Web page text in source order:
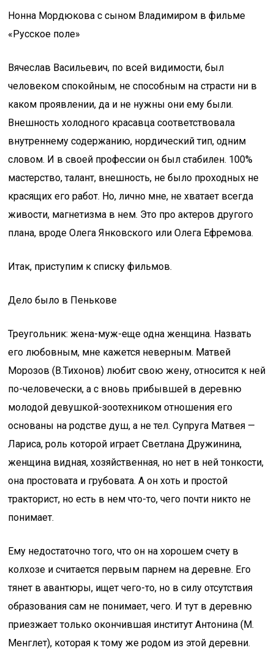
Нонна Мордюкова с сыном Владимиром в фильме
«Русское поле»
Вячеслав Васильевич, по всей видимости, был
человеком спокойным, не способным на страсти ни в
каком проявлении, да и не нужны они ему были.
Внешность холодного красавца соответствовала
внутреннему содержанию, нордический тип, одним
словом. И в своей профессии он был стабилен. 100%
мастерство, талант, внешность, не было проходных не
красящих его работ. Но, лично мне, не хватает всегда
живости, магнетизма в нем. Это про актеров другого
плана, вроде Олега Янковского или Олега Ефремова.
Итак, приступим к списку фильмов.
Дело было в Пенькове
Треугольник: жена-муж-еще одна женщина. Назвать
его любовным, мне кажется неверным. Матвей
Морозов (В.Тихонов) любит свою жену, относится к ней
по-человечески, а с вновь прибывшей в деревню
молодой девушкой-зоотехником отношения его
основаны на родстве душ, а не тел. Супруга Матвея —
Лариса, роль которой играет Светлана Дружинина,
женщина видная, хозяйственная, но нет в ней тонкости,
она простовата и грубовата. А он хоть и простой
тракторист, но есть в нем что-то, чего почти никто не
понимает.
Ему недостаточно того, что он на хорошем счету в
колхозе и считается первым парнем на деревне. Его
тянет в авантюры, ищет чего-то, но в силу отсутствия
образования сам не понимает, чего. И тут в деревню
приезжает только окончившая институт Антонина (М.
Менглет), которая к тому же родом из этой деревни.